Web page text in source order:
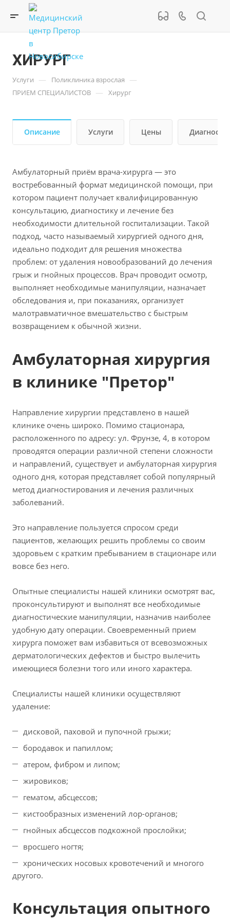
ХИРУРГ
Услуги — Поликлиника взрослая —
ПРИЕМ СПЕЦИАЛИСТОВ — Хирург
Описание Услуги Цены
Амбулаторный приём врача-хирурга — это
востребованный формат медицинской помощи, при
котором пациент получает квалифицированную
консультацию, диагностику и лечение без
необходимости длительной госпитализации. Такой
подход, часто называемый хирургией одного дня,
идеально подходит для решения множества
проблем: от удаления новообразований до лечения
грыж и гнойных процессов. Врач проводит осмотр,
выполняет необходимые манипуляции, назначает
обследования и, при показаниях, организует
малотравматичное вмешательство с быстрым
возвращением к обычной жизни.
Амбулаторная хирургия
в клинике "Претор"
Направление хирургии представлено в нашей
клинике очень широко. Помимо стационара,
расположенного по адресу: ул. Фрунзе, 4, в котором
проводятся операции различной степени сложности
и направлений, существует и амбулаторная хирургия
одного дня, которая представляет собой популярный
метод диагностирования и лечения различных
заболеваний.
Это направление пользуется спросом среди
пациентов, желающих решить проблемы со своим
здоровьем с кратким пребыванием в стационаре или
вовсе без него.
Опытные специалисты нашей клиники осмотрят вас,
проконсультируют и выполнят все необходимые
диагностические манипуляции, назначив наиболее
удобную дату операции. Своевременный прием
хирурга поможет вам избавиться от всевозможных
дерматологических дефектов и быстро вылечить
имеющиеся болезни того или иного характера.
Специалисты нашей клиники осуществляют
удаление:
дисковой, паховой и пупочной грыжи;
бородавок и папиллом;
атером, фибром и липом;
жировиков;
гематом, абсцессов;
кистообразных изменений лор-органов;
гнойных абсцессов подкожной прослойки;
вросшего ногтя;
хронических носовых кровотечений и многого
другого.
Консультация опытного